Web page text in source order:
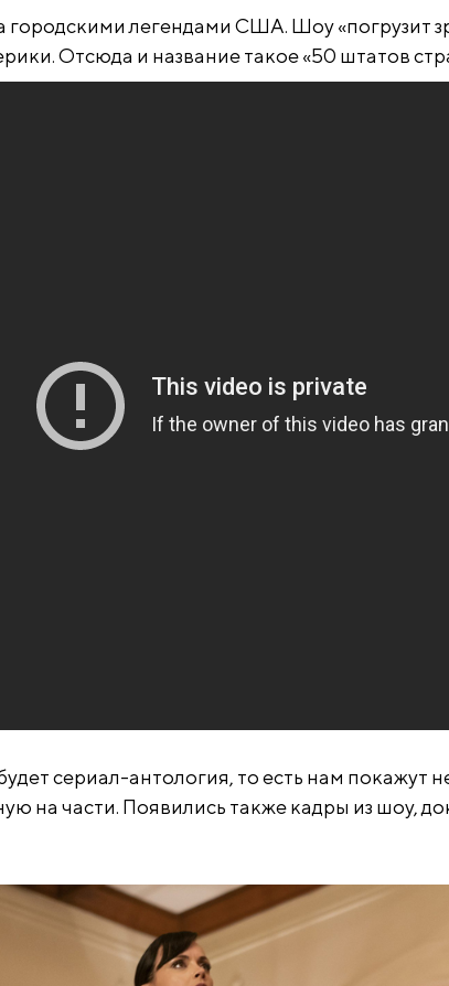
городскими легендами США. Шоу «погрузит
Отсюда и название такое «50 штатов
сериал-антология, то есть нам покажут
на части. Появились также кадры из шоу,